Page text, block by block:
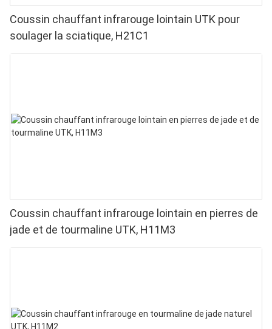
Coussin chauffant infrarouge lointain UTK pour
soulager la sciatique, H21C1
Coussin chauffant infrarouge lointain en pierres de
jade et de tourmaline UTK, H11M3